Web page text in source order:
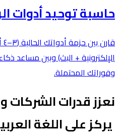
حاسبة توحيد أدوات
الإلكترونية + البث) وبين مساعد
وفوراتك المحتملة.
نعزز قدرات الشركات
يركز على اللغة